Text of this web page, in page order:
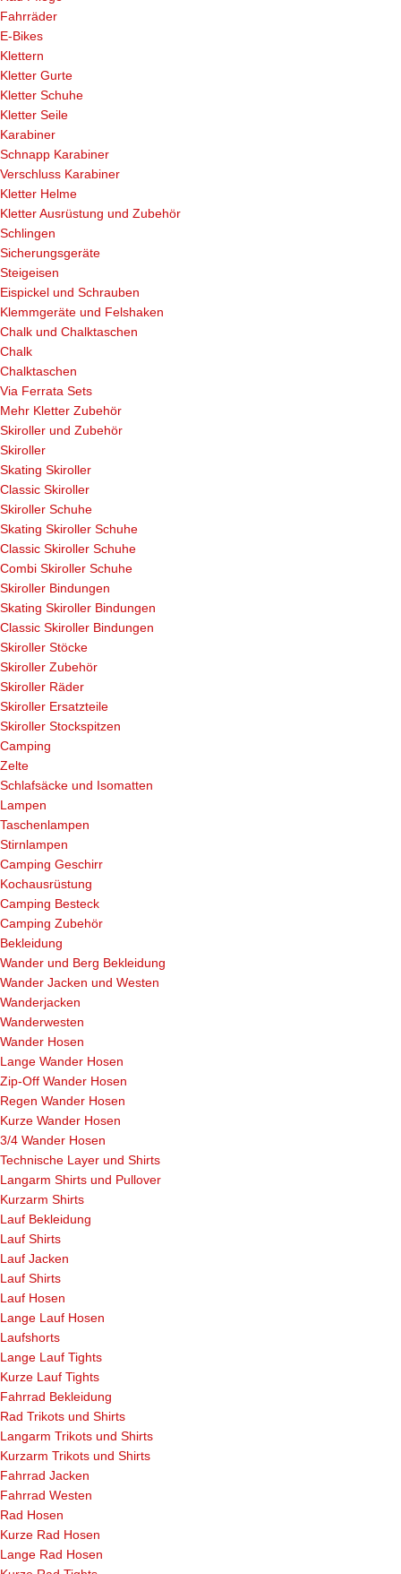
Fahrräder
E-Bikes
Klettern
Kletter Gurte
Kletter Schuhe
Kletter Seile
Karabiner
Schnapp Karabiner
Verschluss Karabiner
Kletter Helme
Kletter Ausrüstung und Zubehör
Schlingen
Sicherungsgeräte
Steigeisen
Eispickel und Schrauben
Klemmgeräte und Felshaken
Chalk und Chalktaschen
Chalk
Chalktaschen
Via Ferrata Sets
Mehr Kletter Zubehör
Skiroller und Zubehör
Skiroller
Skating Skiroller
Classic Skiroller
Skiroller Schuhe
Skating Skiroller Schuhe
Classic Skiroller Schuhe
Combi Skiroller Schuhe
Skiroller Bindungen
Skating Skiroller Bindungen
Classic Skiroller Bindungen
Skiroller Stöcke
Skiroller Zubehör
Skiroller Räder
Skiroller Ersatzteile
Skiroller Stockspitzen
Camping
Zelte
Schlafsäcke und Isomatten
Lampen
Taschenlampen
Stirnlampen
Camping Geschirr
Kochausrüstung
Camping Besteck
Camping Zubehör
Bekleidung
Wander und Berg Bekleidung
Wander Jacken und Westen
Wanderjacken
Wanderwesten
Wander Hosen
Lange Wander Hosen
Zip-Off Wander Hosen
Regen Wander Hosen
Kurze Wander Hosen
3/4 Wander Hosen
Technische Layer und Shirts
Langarm Shirts und Pullover
Kurzarm Shirts
Lauf Bekleidung
Lauf Shirts
Lauf Jacken
Lauf Shirts
Lauf Hosen
Lange Lauf Hosen
Laufshorts
Lange Lauf Tights
Kurze Lauf Tights
Fahrrad Bekleidung
Rad Trikots und Shirts
Langarm Trikots und Shirts
Kurzarm Trikots und Shirts
Fahrrad Jacken
Fahrrad Westen
Rad Hosen
Kurze Rad Hosen
Lange Rad Hosen